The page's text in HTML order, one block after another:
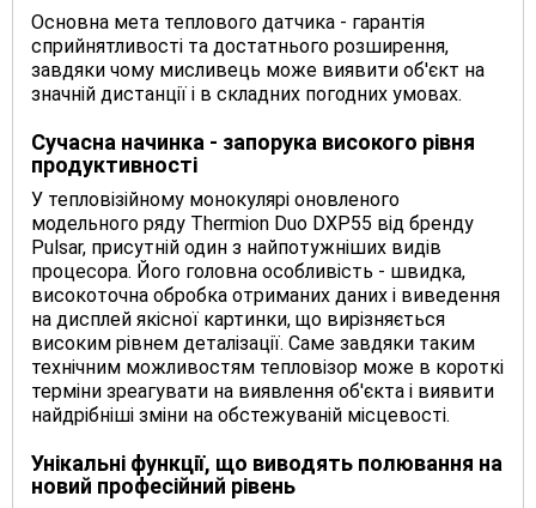
Основна мета теплового датчика - гарантія
сприйнятливості та достатнього розширення,
завдяки чому мисливець може виявити об'єкт на
значній дистанції і в складних погодних умовах.
Сучасна начинка - запорука високого рівня
продуктивності
У тепловізійному монокулярі оновленого
модельного ряду Thermion Duo DXP55 від бренду
Pulsar, присутній один з найпотужніших видів
процесора. Його головна особливість - швидка,
високоточна обробка отриманих даних і виведення
на дисплей якісної картинки, що вирізняється
високим рівнем деталізації. Саме завдяки таким
технічним можливостям тепловізор може в короткі
терміни зреагувати на виявлення об'єкта і виявити
найдрібніші зміни на обстежуваній місцевості.
Унікальні функції, що виводять полювання на
новий професійний рівень